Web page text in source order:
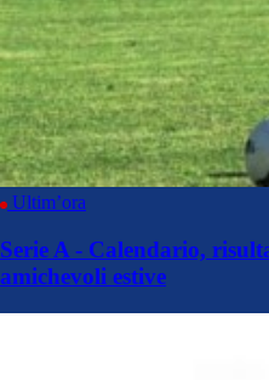
Ultim’ora
Serie A - Calendario,
amichevoli estive